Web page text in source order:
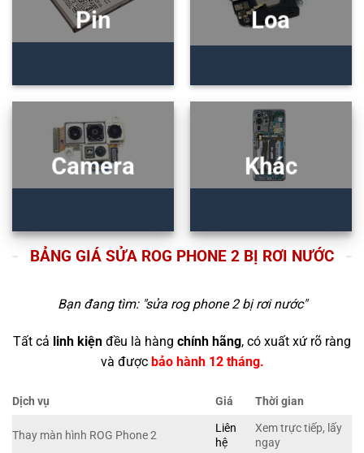
Pin Loa
Camera Khác
BẢNG GIÁ SỬA ROG PHONE 2 BỊ RƠI NƯỚC
Bạn đang tìm: "sửa rog phone 2 bị rơi nước"
Tất cả linh kiện đều là hàng chính hãng, có xuất xứ rõ ràng
và được bảo hành 12 tháng.
Dịch vụ Giá Thời gian
Thay màn hình ROG Phone 2
Liên
hệ
Xem trực tiếp, lấy
ngay